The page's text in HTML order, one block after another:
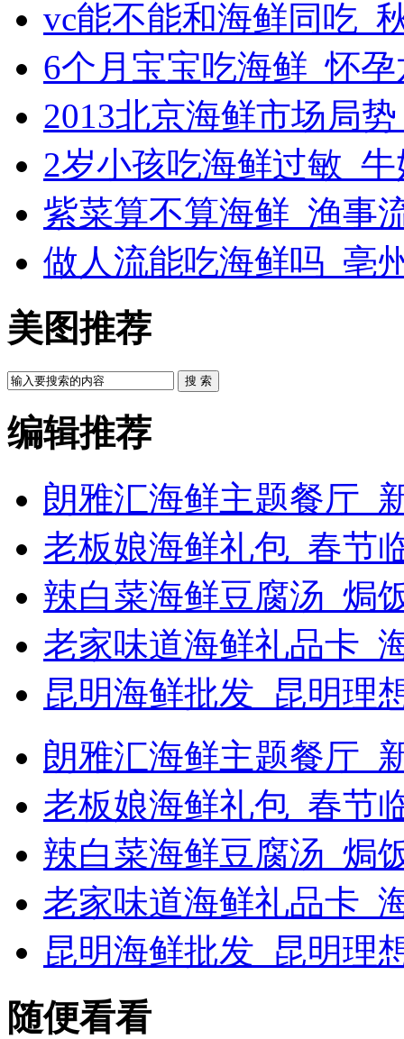
vc能不能和海鲜同吃_
6个月宝宝吃海鲜_怀
2013北京海鲜市场局
2岁小孩吃海鲜过敏_
紫菜算不算海鲜_渔事
做人流能吃海鲜吗_亳
美图推荐
搜 索
编辑推荐
朗雅汇海鲜主题餐厅_
老板娘海鲜礼包_春节
辣白菜海鲜豆腐汤_焗
老家味道海鲜礼品卡_
昆明海鲜批发_昆明理
朗雅汇海鲜主题餐厅_
老板娘海鲜礼包_春节
辣白菜海鲜豆腐汤_焗
老家味道海鲜礼品卡_
昆明海鲜批发_昆明理
随便看看